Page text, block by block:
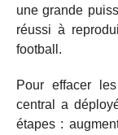
une grande
réussi à
football.
Pour effacer
central a
étapes :